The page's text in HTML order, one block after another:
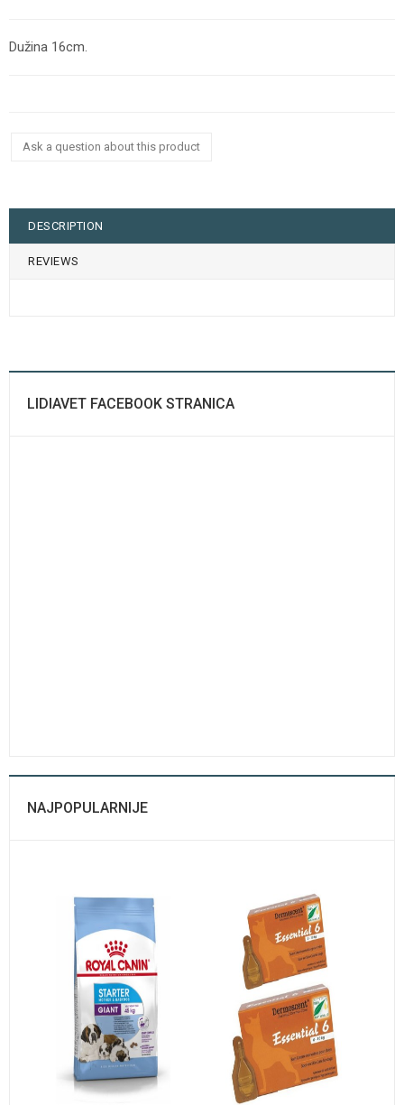
Dužina 16cm.
Ask a question about this product
DESCRIPTION
REVIEWS
LIDIAVET FACEBOOK STRANICA
NAJPOPULARNIJE